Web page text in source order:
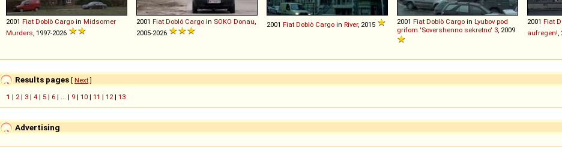
2001 Fiat Doblò Cargo in Midsomer
Murders , 1997-2026
2001 Fiat Dobló Cargo in SOKO Donau
2005-2026
2001 Fiat Doblò Cargo in River, 2015 2001 Fiat Doblò Cargo in Lyubov pod
grifom 'Sovershenno sekretno' 3 , 2009
2001 Fiat
aufregen!
Results pages [ Next]
1 | 2 | 3 | 4 | 5 | 6 | ... | 9 | 10 | 11 | 12 | 13
Advertising